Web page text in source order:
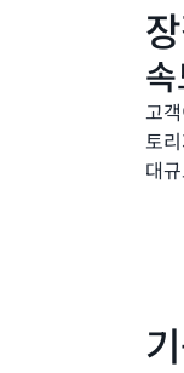
고
토
대